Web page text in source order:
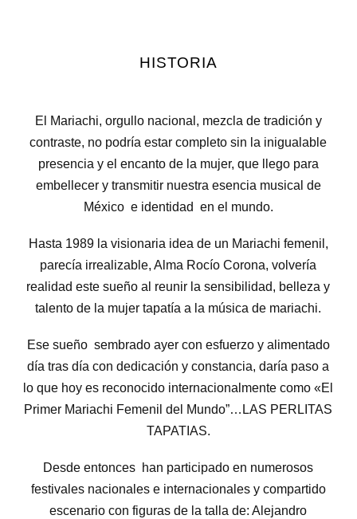
HISTORIA
El Mariachi, orgullo nacional, mezcla de tradición y
contraste, no podría estar completo sin la inigualable
presencia y el encanto de la mujer, que llego para
embellecer y transmitir nuestra esencia musical de
México e identidad en el mundo.
Hasta 1989 la visionaria idea de un Mariachi femenil,
parecía irrealizable, Alma Rocío Corona, volvería
realidad este sueño al reunir la sensibilidad, belleza y
talento de la mujer tapatía a la música de mariachi.
Ese sueño sembrado ayer con esfuerzo y alimentado
día tras día con dedicación y constancia, daría paso a
lo que hoy es reconocido internacionalmente como «El
Primer Mariachi Femenil del Mundo”…LAS PERLITAS
TAPATIAS.
Desde entonces han participado en numerosos
festivales nacionales e internacionales y compartido
escenario con figuras de la talla de: Alejandro